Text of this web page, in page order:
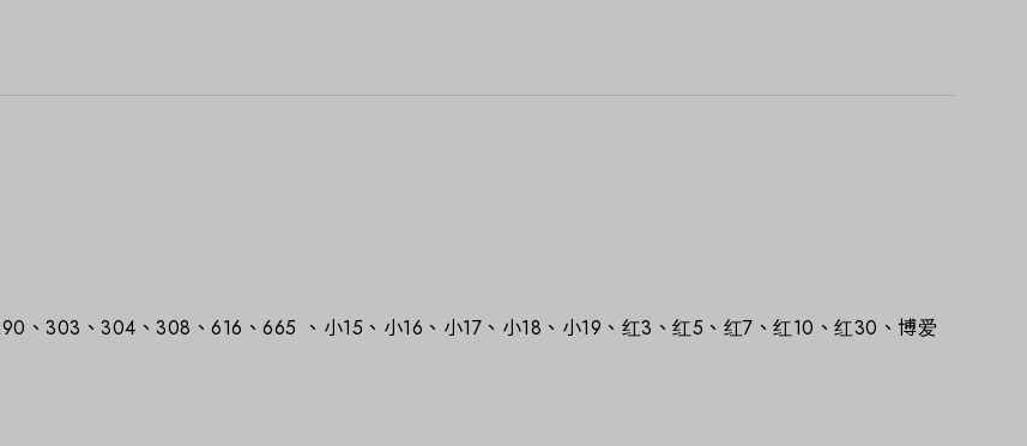
、303、304、308、616、665 、小15、小16、小17、小18、小19、红3、红5、红7、红10、红30、博爱